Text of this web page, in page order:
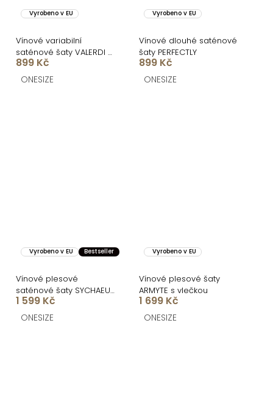
Vyrobeno v EU
Vínové variabilní
saténové šaty VALERDI a
rozparkem
899 Kč
ONESIZE
Vyrobeno v EU
Vínové dlouhé saténové
šaty PERFECTLY
899 Kč
ONESIZE
Vyrobeno v EU Bestseller
Vínové plesové
saténové šaty SYCHAEUS
bez ramínek
1 599 Kč
ONESIZE
Vyrobeno v EU
Vínové plesové šaty
ARMYTE s vlečkou
1 699 Kč
ONESIZE